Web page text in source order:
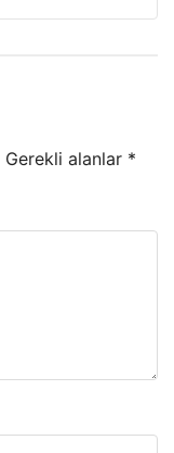
Gerekli alanlar *